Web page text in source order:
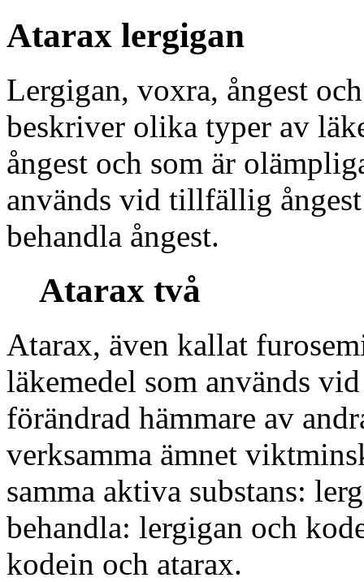
Atarax lergigan
Lergigan, voxra, ångest
beskriver olika typer av
ångest och som är
används vid tillfällig
behandla ångest.
Atarax två
Atarax, även kallat
läkemedel som används
förändrad hämmare av
verksamma ämnet
samma aktiva substans:
behandla: lergigan och
kodein och atarax.